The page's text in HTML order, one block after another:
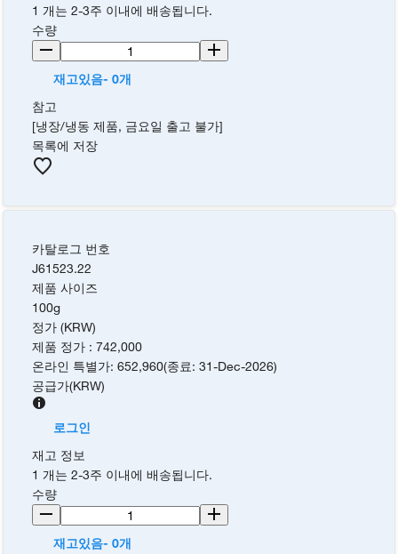
1 개는 2-3주 이내에 배송됩니다.
수량
재고있음- 0개
참고
[냉장/냉동 제품, 금요일 출고 불가]
목록에 저장
카탈로그 번호
J61523.22
제품 사이즈
100g
정가 (KRW)
제품 정가 :742,000
온라인 특별가:652,960(종료:31-Dec-2026)
공급가(KRW)
로그인
재고 정보
1 개는 2-3주 이내에 배송됩니다.
수량
재고있음- 0개